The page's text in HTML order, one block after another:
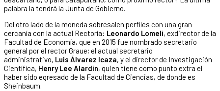
palabra la tendrá la Junta de Gobierno.
Del otro lado de la moneda sobresalen perfiles con una gran
cercanía con la actual Rectoría: Leonardo Lomelí, exdirector de la
Facultad de Economía, que en 2015 fue nombrado secretario
general por el rector Graue; el actual secretario
administrativo, Luis Álvarez Icaza, y el director de Investigación
Científica, Henry Lee Alardín, quien tiene como punto extra el
haber sido egresado de la Facultad de Ciencias, de donde es
Sheinbaum.